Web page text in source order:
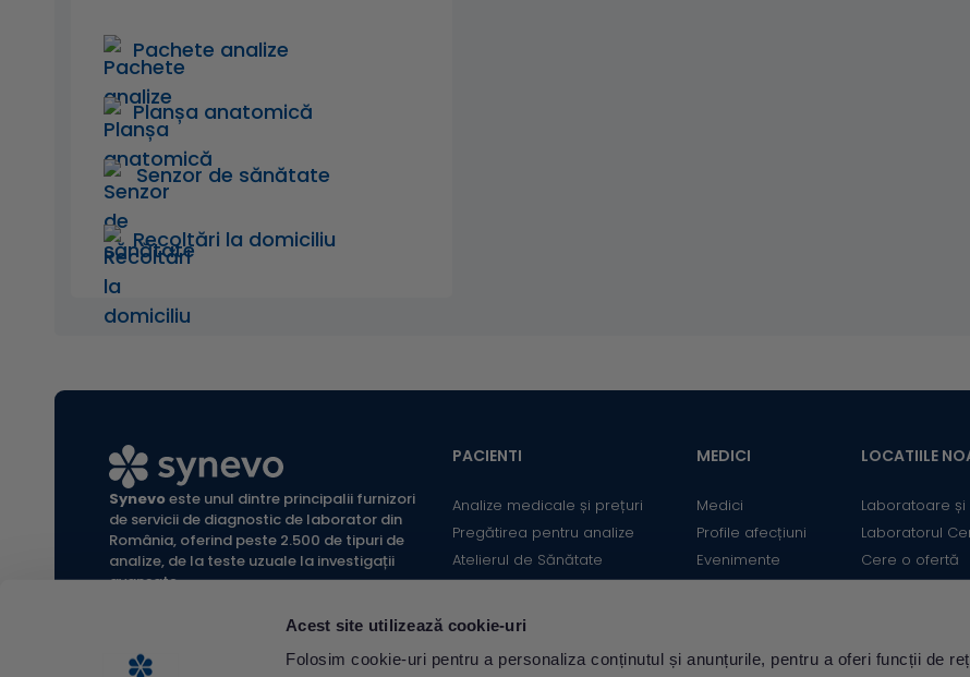
Acest site utilizează cookie-uri
Folosim cookie-uri pentru a personaliza conținutul și anunțurile, pentru a oferi funcții de
Pachete analize
Planșa anatomică
Senzor de sănătate
Recoltări la domiciliu
Synevoeste unul dintre principalii furnizori
de servicii de diagnostic de laborator din
România, oferind peste 2.500 de tipuri de
analize, de la teste uzuale la investigații
avansate.
Termeni și condiții website |
PACIENTI
Analize medicale și prețuri
Pregătirea pentru analize
Atelierul de Sănătate
Informații utile
Locații
MEDICI
Medici
Profile afecțiuni
Evenimente
Informații medicale
LOCATIILE
Laboratoare
Laboratorul
Cere o ofertă
Contact